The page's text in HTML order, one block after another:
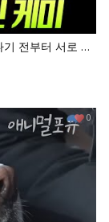
전부터 서로 극
0